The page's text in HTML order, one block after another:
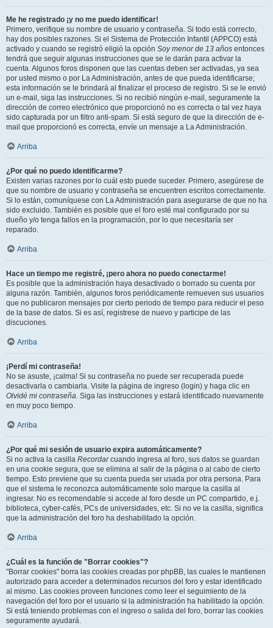
Me he registrado ¡y no me puedo identificar!
Primero, verifique su nombre de usuario y contraseña. Si todo está correcto,
hay dos posibles razones. Si el Sistema de Protección Infantil (APPCO) está
activado y cuando se registró eligió la opción Soy menor de 13 años entonces
tendrá que seguir algunas instrucciones que se le darán para activar la
cuenta. Algunos foros disponen que las cuentas deben ser activadas, ya sea
por usted mismo o por La Administración, antes de que pueda identificarse;
esta información se le brindará al finalizar el proceso de registro. Si se le envió
un e-mail, siga las instrucciones. Si no recibió ningún e-mail, seguramente la
dirección de correo electrónico que proporcionó no es correcta o tal vez haya
sido capturada por un filtro anti-spam. Si está seguro de que la dirección de e-
mail que proporcionó es correcta, envíe un mensaje a La Administración.
Arriba
¿Por qué no puedo identificarme?
Existen varias razones por lo cuál esto puede suceder. Primero, asegúrese de
que su nombre de usuario y contraseña se encuentren escritos correctamente.
Si lo están, comuníquese con La Administración para asegurarse de que no ha
sido excluido. También es posible que el foro esté mal configurado por su
dueño y/o tenga fallos en la programación, por lo que necesitaría ser
reparado.
Arriba
Hace un tiempo me registré, ¡pero ahora no puedo conectarme!
Es posible que la administración haya desactivado o borrado su cuenta por
alguna razón. También, algunos foros periódicamente remueven sus usuarios
que no publicaron mensajes por cierto periodo de tiempo para reducir el peso
de la base de datos. Si es así, registrese de nuevo y participe de las
discuciones.
Arriba
¡Perdí mi contraseña!
No se asuste, ¡calma! Si su contraseña no puede ser recuperada puede
desactivarla o cambiarla. Visite la página de ingreso (login) y haga clic en
Olvidé mi contraseña. Siga las instrucciones y estará identificado nuevamente
en muy poco tiempo.
Arriba
¿Por qué mi sesión de usuario expira automáticamente?
Si no activa la casilla Recordarcuando ingresa al foro, sus datos se guardan
en una cookie segura, que se elimina al salir de la página o al cabo de cierto
tiempo. Esto previene que su cuenta pueda ser usada por otra persona. Para
que el sistema le reconozca automáticamente solo marque la casilla al
ingresar. No es recomendable si accede al foro desde un PC compartido, e.j.
biblioteca, cyber-cafés, PCs de universidades, etc. Si no ve la casilla, significa
que la administración del foro ha deshabilitado la opción.
Arriba
¿Cuál es la función de "Borrar cookies"?
"Borrar cookies" borra las cookies creadas por phpBB, las cuales le mantienen
autorizado para acceder a determinados recursos del foro y estar identificado
al mismo. Las cookies proveen funciones como leer el seguimiento de la
navegación del foro por el usuario si la administración ha habilitado la opción.
Si está teniendo problemas con el ingreso o salida del foro, borrar las cookies
seguramente ayudará.